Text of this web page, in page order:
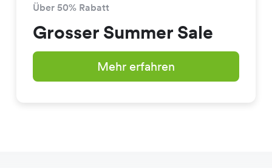
Über 50% Rabatt
Grosser Summer Sale
Mehr erfahren